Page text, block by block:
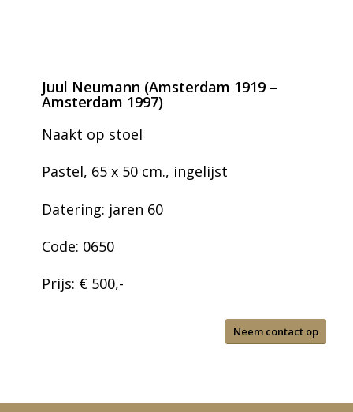
Juul Neumann (Amsterdam 1919 –
Amsterdam 1997)
Naakt op stoel
Pastel, 65 x 50 cm., ingelijst
Datering: jaren 60
Code: 0650
Prijs: € 500,-
Neem contact op